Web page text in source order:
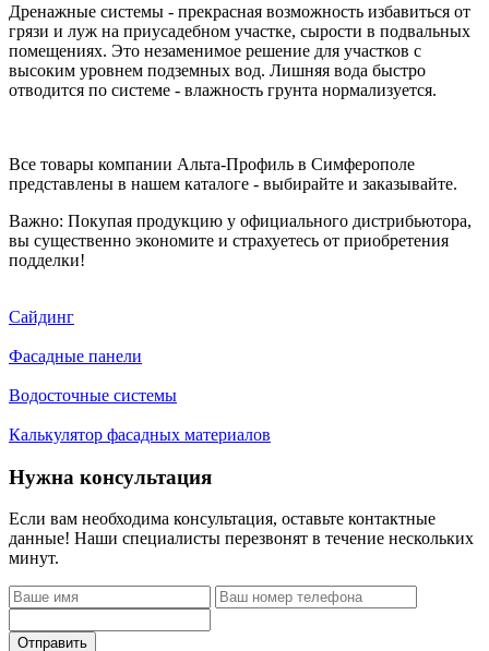
Дренажные системы - прекрасная возможность избавиться от
грязи и луж на приусадебном участке, сырости в подвальных
помещениях. Это незаменимое решение для участков с
высоким уровнем подземных вод. Лишняя вода быстро
отводится по системе - влажность грунта нормализуется.
Все товары компании Альта-Профиль в Симферополе
представлены в нашем каталоге - выбирайте и заказывайте.
Важно: Покупая продукцию у официального дистрибьютора,
вы существенно экономите и страхуетесь от приобретения
подделки!
Сайдинг
Фасадные панели
Водосточные системы
Калькулятор фасадных материалов
Нужна консультация
Если вам необходима консультация, оставьте контактные
данные! Наши специалисты перезвонят в течение нескольких
минут.
Отправить